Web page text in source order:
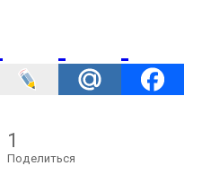
1
Поделиться